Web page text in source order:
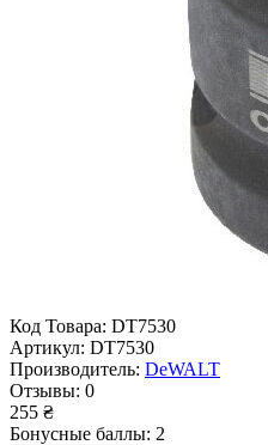
Код Товара: DT7530
Артикул: DT7530
Производитель: DeWALT
Отзывы: 0
255 ₴
Бонусные баллы: 2